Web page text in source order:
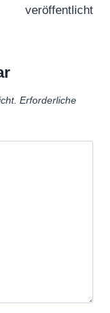
veröffentlicht
Erforderliche